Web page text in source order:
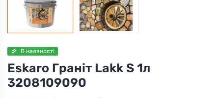
В наявності
Eskaro Граніт Lakk S 1л
3208109090